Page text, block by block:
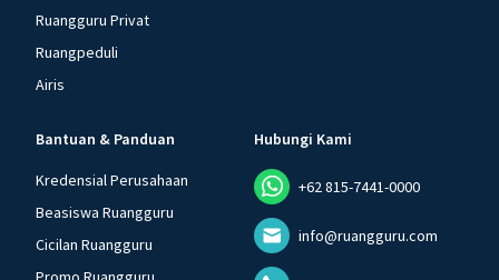
Ruangguru Privat
Ruangpeduli
Airis
Bantuan & Panduan
Kredensial Perusahaan
Beasiswa Ruangguru
Cicilan Ruangguru
Hubungi Kami
+62 815-7441-0000
info@ruangguru.com